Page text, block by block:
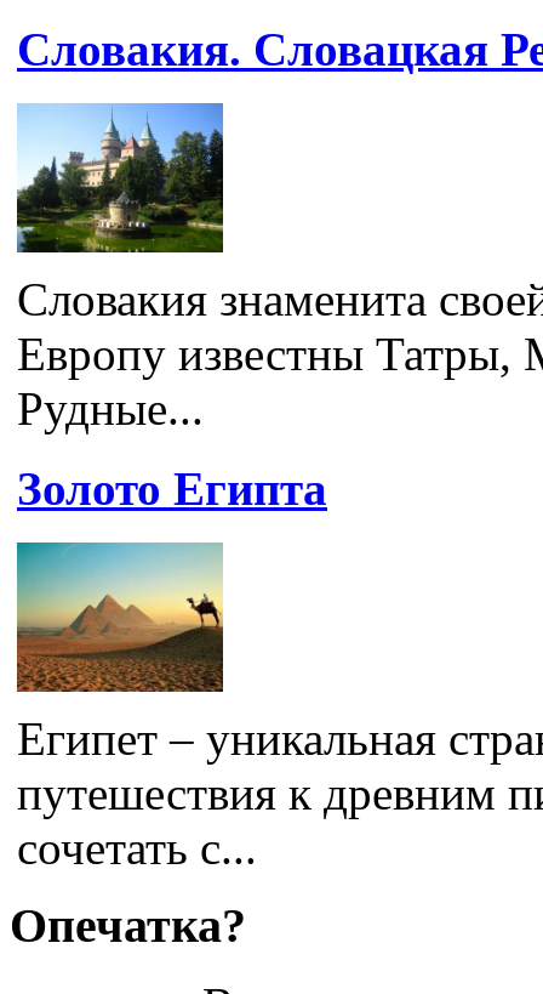
Словакия. Словацкая
Словакия знаменита
Европу известны
Рудные...
Золото Египта
Египет – уникальная
путешествия к древним
сочетать с...
Опечатка?